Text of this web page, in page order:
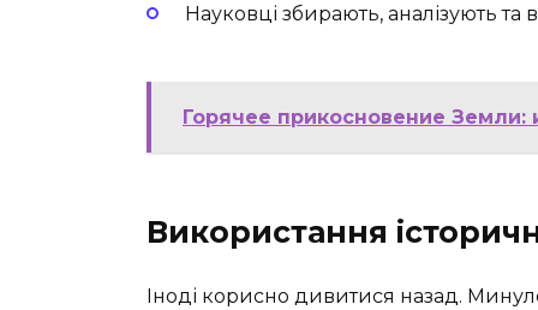
Науковці збирають, аналізують
Горячее прикосновение Земли:
Використання
Іноді корисно дивитися назад.